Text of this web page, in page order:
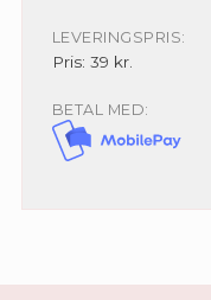
LEVERINGSPRIS:
Pris: 39 kr.
BETAL MED: